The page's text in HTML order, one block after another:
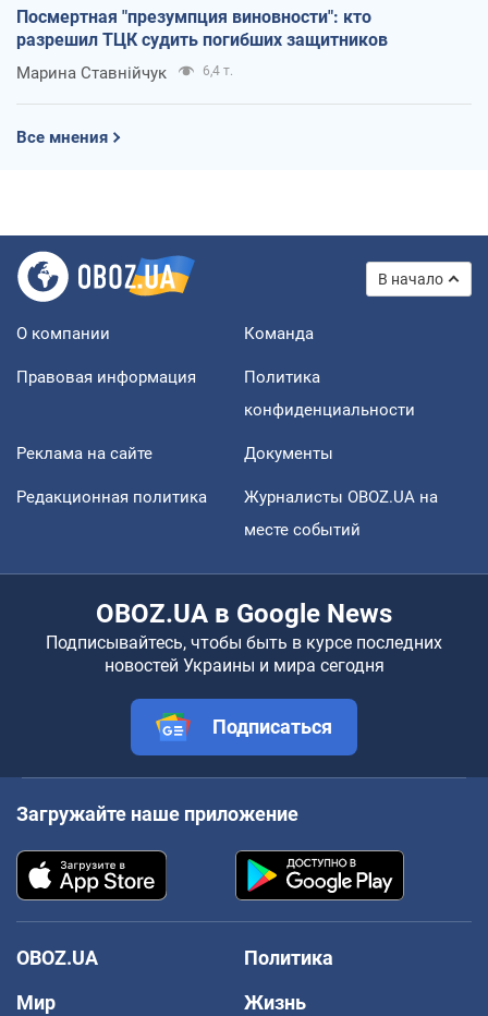
Посмертная "презумпция виновности": кто
разрешил ТЦК судить погибших защитников
Марина Ставнійчук 6,4 т.
Все мнения
В начало
О компании Команда
Правовая информация
Политика
конфиденциальности
Реклама на сайте Документы
Редакционная политика
Журналисты OBOZ.UA на
месте событий
OBOZ.UA в Google News
Подписывайтесь, чтобы быть в курсе последних
новостей Украины и мира сегодня
Подписаться
Загружайте наше приложение
OBOZ.UA
Политика
Мир
Жизнь